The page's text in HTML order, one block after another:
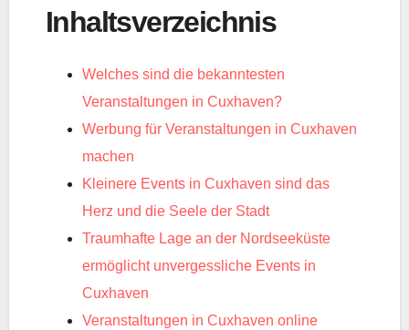
Inhaltsverzeichnis
Welches sind die bekanntesten
Veranstaltungen in Cuxhaven?
Werbung für Veranstaltungen in Cuxhaven
machen
Kleinere Events in Cuxhaven sind das
Herz und die Seele der Stadt
Traumhafte Lage an der Nordseeküste
ermöglicht unvergessliche Events in
Cuxhaven
Veranstaltungen in Cuxhaven online